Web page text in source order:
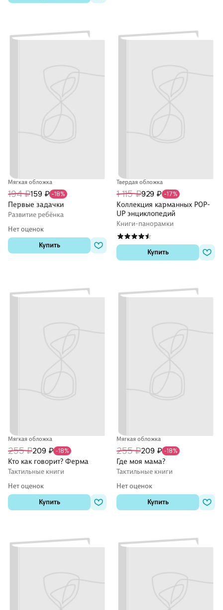
Мягкая обложка
194 ₽159 ₽ -18%
Первые задачки
Развитие ребёнка
Нет оценок
Купить
Твердая обложка
1 115 ₽929 ₽ -17%
Коллекция карманных POP-
UP энциклопедий
Книги-панорамки
Купить
Мягкая обложка
255 ₽209 ₽ -18%
Кто как говорит? Ферма
Тактильные книги
Нет оценок
Купить
Мягкая обложка
255 ₽209 ₽ -18%
Где моя мама?
Тактильные книги
Нет оценок
Купить